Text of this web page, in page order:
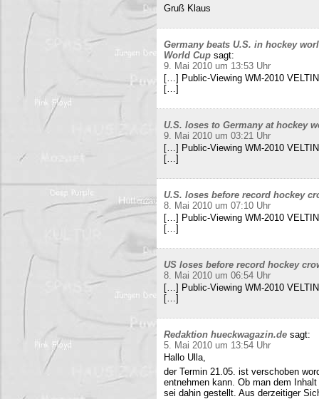
Gruß Klaus
Germany beats U.S. in hockey
World Cup sagt:
9. Mai 2010 um 13:53 Uhr
[…] Public-Viewing WM-2010
[…]
U.S. loses to Germany at hockey
9. Mai 2010 um 03:21 Uhr
[…] Public-Viewing WM-2010
[…]
U.S. loses before record hockey
8. Mai 2010 um 07:10 Uhr
[…] Public-Viewing WM-2010
[…]
US loses before record hockey
8. Mai 2010 um 06:54 Uhr
[…] Public-Viewing WM-2010
[…]
Redaktion hueckwagazin.de sagt:
5. Mai 2010 um 13:54 Uhr
Hallo Ulla,
der Termin 21.05. ist verschoben
entnehmen kann. Ob man dem
sei dahin gestellt. Aus derzeitiger